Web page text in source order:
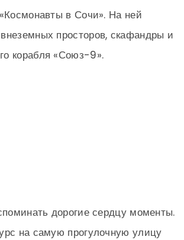
в Сочи». На ней
просторов, скафандры и
корабля «Союз-9».
дорогие сердцу моменты.
на самую прогулочную улицу